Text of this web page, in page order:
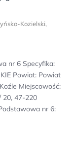
Kozielski,
nr 6 Specyfika:
Powiat: Powiat
Miejscowość:
20, 47-220
nr 6: